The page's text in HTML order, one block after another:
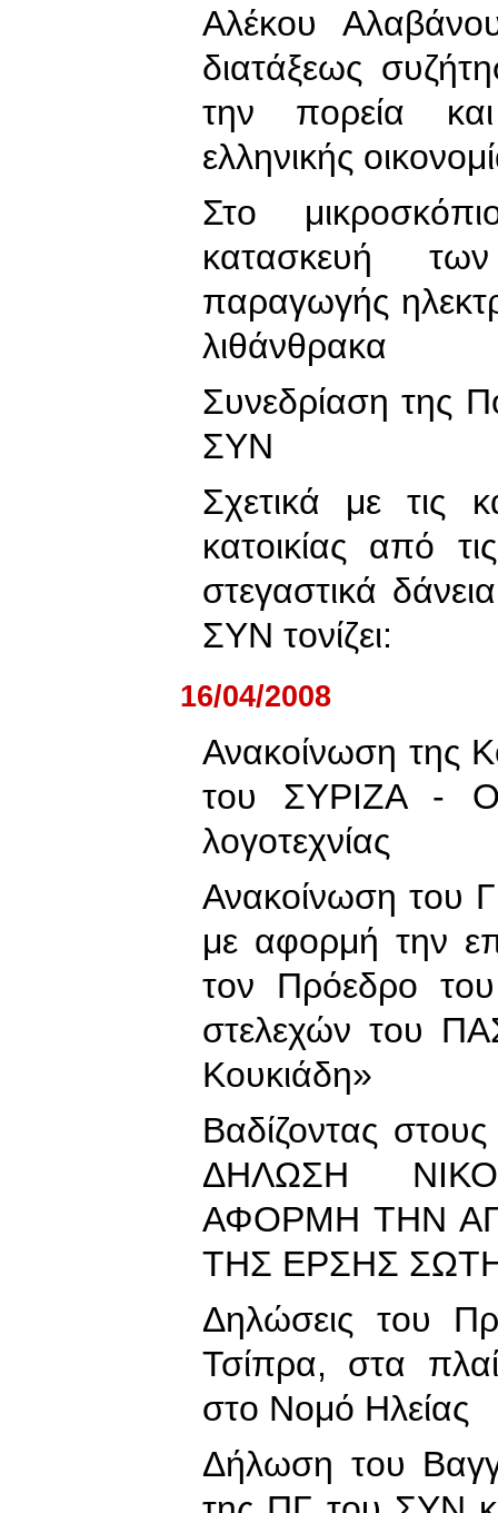
Αλέκου
διατάξεως
την πορεία
ελληνικής
Στο
κατασκευή
παραγωγής
λιθάνθρακα
Συνεδρίαση της
ΣΥΝ
Σχετικά με τις
κατοικίας από
στεγαστικά
ΣΥΝ τονίζει:
16/04/2008
Ανακοίνωση της
του ΣΥΡΙΖΑ - Οι
λογοτεχνίας
Ανακοίνωση του
με αφορμή την
τον Πρόεδρο
στελεχών του
Κουκιάδη»
Βαδίζοντας
ΔΗΛΩΣΗ
ΑΦΟΡΜΗ ΤΗΝ
ΤΗΣ ΕΡΣΗΣ
Δηλώσεις του
Τσίπρα, στα
στο Νομό Ηλείας
Δήλωση του